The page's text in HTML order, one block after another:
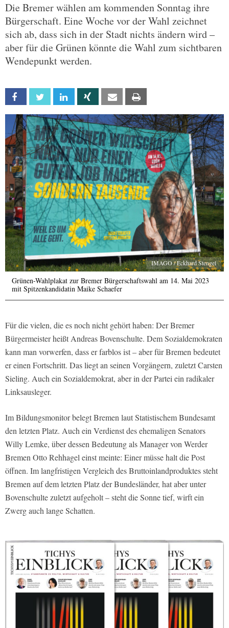
Die Bremer wählen am kommenden Sonntag ihre
Bürgerschaft. Eine Woche vor der Wahl zeichnet
sich ab, dass sich in der Stadt nichts ändern wird –
aber für die Grünen könnte die Wahl zum sichtbaren
Wendepunkt werden.
Facebook Twitter Linkedin Xing Email
IMAGO / Eckhard Stengel
Grünen-Wahlplakat zur Bremer Bürgerschaftswahl am 14. Mai 2023
mit Spitzenkandidatin Maike Schaefer
Für die vielen, die es noch nicht gehört haben: Der Bremer
Bürgermeister heißt Andreas Bovenschulte. Dem Sozialdemokraten
kann man vorwerfen, dass er farblos ist – aber für Bremen bedeutet
er einen Fortschritt. Das liegt an seinen Vorgängern, zuletzt Carsten
Sieling. Auch ein Sozialdemokrat, aber in der Partei ein radikaler
Linksausleger.
Im Bildungsmonitor belegt Bremen laut Statistischem Bundesamt
den letzten Platz. Auch ein Verdienst des ehemaligen Senators
Willy Lemke, über dessen Bedeutung als Manager von Werder
Bremen Otto Rehhagel einst meinte: Einer müsse halt die Post
öffnen. Im langfristigen Vergleich des Bruttoinlandproduktes steht
Bremen auf dem letzten Platz der Bundesländer, hat aber unter
Bovenschulte zuletzt aufgeholt – steht die Sonne tief, wirft ein
Zwerg auch lange Schatten.